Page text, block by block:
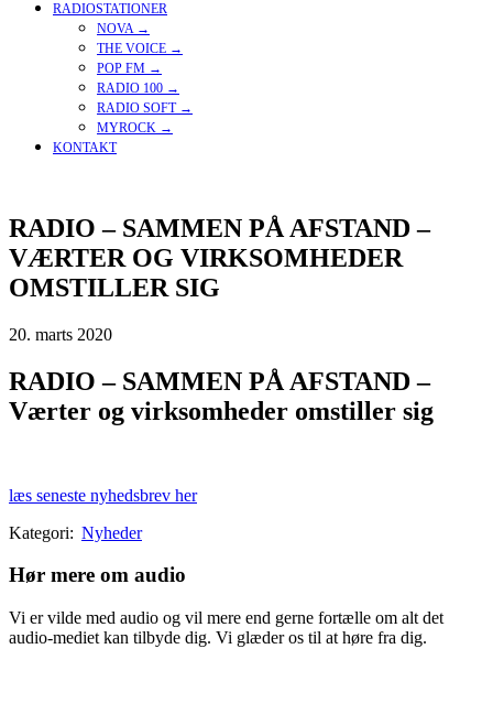
RADIOSTATIONER
NOVA →
THE VOICE →
POP FM →
RADIO 100 →
RADIO SOFT →
MYROCK →
KONTAKT
RADIO – SAMMEN PÅ AFSTAND –
VÆRTER OG VIRKSOMHEDER
OMSTILLER SIG
20. marts 2020
RADIO – SAMMEN PÅ AFSTAND –
Værter og virksomheder omstiller sig
læs seneste nyhedsbrev her
Kategori: Nyheder
Hør mere om audio
Vi er vilde med audio og vil mere end gerne fortælle om alt det
audio-mediet kan tilbyde dig. Vi glæder os til at høre fra dig.